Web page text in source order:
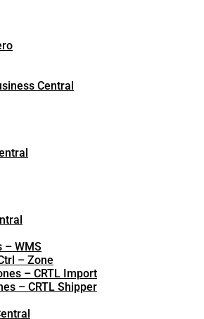
Central
– WMS
– Zone
– CRTL Import
– CRTL Shipper